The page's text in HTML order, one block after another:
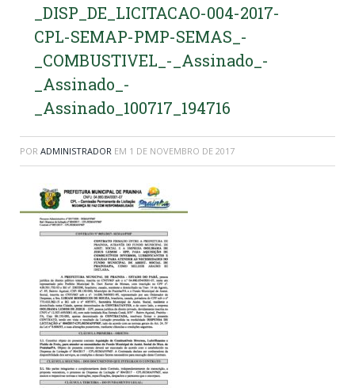
_DISP_DE_LICITACAO-004-2017-
CPL-SEMAP-PMP-SEMAS_-
_COMBUSTIVEL_-_Assinado_-
_Assinado_-
_Assinado_100717_194716
POR ADMINISTRADOR EM 1 DE NOVEMBRO DE 2017